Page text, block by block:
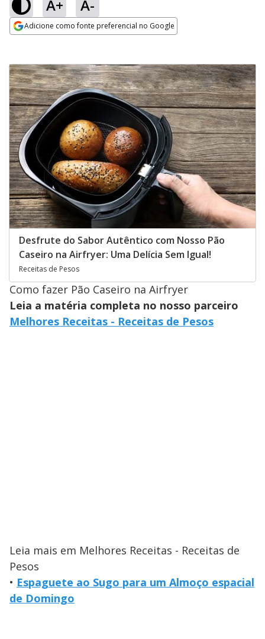
A+ A-
Adicione como fonte preferencial no Google
Desfrute do Sabor Autêntico com Nosso Pão
Caseiro na Airfryer: Uma Delícia Sem Igual!
Receitas de Pesos
Como fazer Pão Caseiro na Airfryer
Leia a matéria completa no nosso parceiro
Melhores Receitas - Receitas de Pesos
Leia mais em Melhores Receitas - Receitas de
Pesos
• Espaguete ao Sugo para um Almoço espacial
de Domingo